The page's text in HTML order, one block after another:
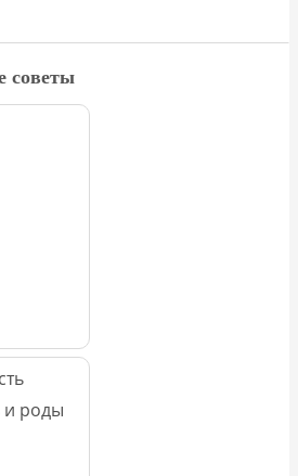
советы
и роды